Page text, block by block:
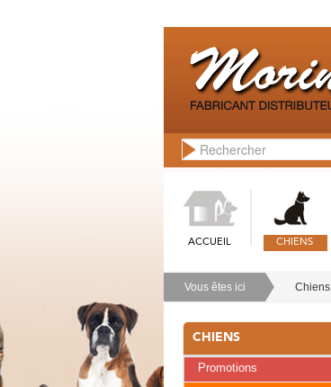
ACCUEIL CHIENS
Vous êtes ici Chiens
CHIENS
Promotions